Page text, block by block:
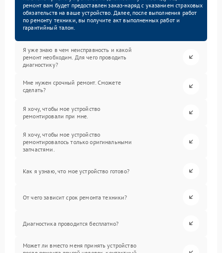
ремонт вам будет предоставлен заказ-наряд с указанием страховых
обязательств на ваше устройство. Далее, после выполнения работ
по ремонту техники, вы получите акт выполненных работ и
гарантийный талон.
Я уже знаю в чем неисправность и какой
ремонт необходим. Для чего проводить
диагностику?
Мне нужен срочный ремонт. Сможете
сделать?
Я хочу, чтобы мое устройство
ремонтировали при мне.
Я хочу, чтобы мое устройство
ремонтировалось только оригинальными
запчастями.
Как я узнаю, что мое устройство готово?
От чего зависит срок ремонта техники?
Диагностика проводится бесплатно?
Может ли вместо меня принять устройство